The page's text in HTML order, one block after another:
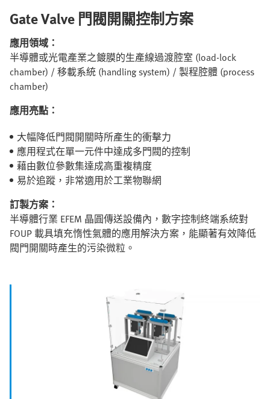
Gate Valve 門閥開關控制方案
應用領域：
半導體或光電產業之鍍膜的生產線過渡腔室 (load-lock
chamber) / 移載系統 (handling system) / 製程腔體 (process
chamber)
應用亮點：
大幅降低門閥開關時所產生的衝擊力
應用程式在單一元件中達成多門閥的控制
藉由數位參數集達成高重複精度
易於追蹤，非常適用於工業物聯網
訂製方案：
半導體行業 EFEM 晶圓傳送設備內，數字控制終端系統對
FOUP 載具填充惰性氣體的應用解決方案，能顯著有效降低
閥門開關時產生的污染微粒。